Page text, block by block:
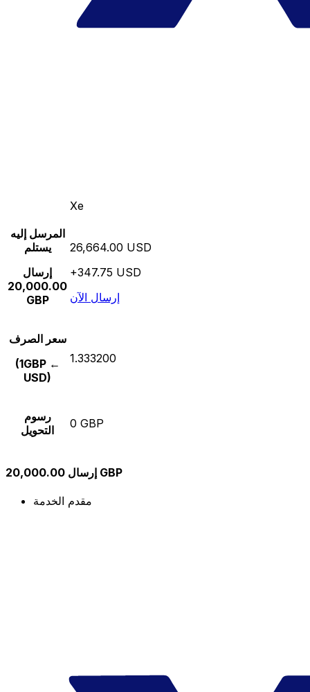
Xe
المرسل إليه
يستلم
إرسال
20,000.00
GBP
26,664.00 USD
+347.75 USD
إرسال الآن
سعر الصرف
(1GBP ←
USD)
1.333200
رسوم
التحويل
0 GBP
إرسال 20,000.00 GBP
مقدم الخدمة